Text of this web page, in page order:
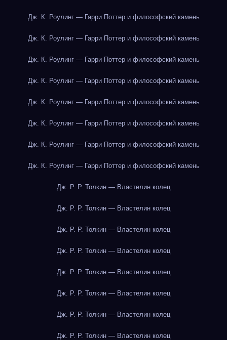
Дж. К. Роулинг — Гарри Поттер и философский камень
Дж. К. Роулинг — Гарри Поттер и философский камень
Дж. К. Роулинг — Гарри Поттер и философский камень
Дж. К. Роулинг — Гарри Поттер и философский камень
Дж. К. Роулинг — Гарри Поттер и философский камень
Дж. К. Роулинг — Гарри Поттер и философский камень
Дж. К. Роулинг — Гарри Поттер и философский камень
Дж. К. Роулинг — Гарри Поттер и философский камень
Дж. Р. Р. Толкин — Властелин колец
Дж. Р. Р. Толкин — Властелин колец
Дж. Р. Р. Толкин — Властелин колец
Дж. Р. Р. Толкин — Властелин колец
Дж. Р. Р. Толкин — Властелин колец
Дж. Р. Р. Толкин — Властелин колец
Дж. Р. Р. Толкин — Властелин колец
Дж. Р. Р. Толкин — Властелин колец